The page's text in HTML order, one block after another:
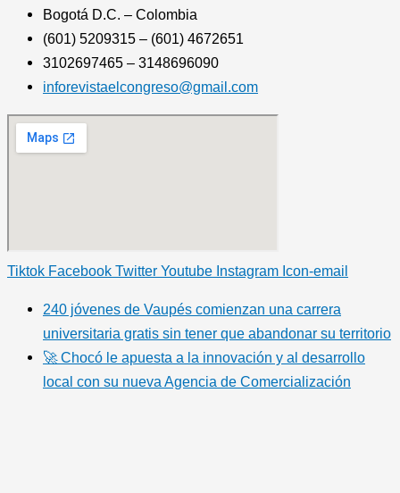
Bogotá D.C. – Colombia
(601) 5209315 – (601) 4672651
3102697465 – 3148696090
inforevistaelcongreso@gmail.com
Tiktok Facebook Twitter Youtube Instagram Icon-email
240 jóvenes de Vaupés comienzan una carrera
universitaria gratis sin tener que abandonar su territorio
🚀 Chocó le apuesta a la innovación y al desarrollo
local con su nueva Agencia de Comercialización